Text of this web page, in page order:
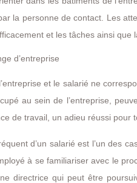
la personne de contact. Les
et les tâches ainsi que
d’entreprise
et le salarié ne
au sein de l’entreprise,
de travail, un adieu réussi pour
d’un salarié est l’un des
à se familiariser avec le
directrice qui peut être